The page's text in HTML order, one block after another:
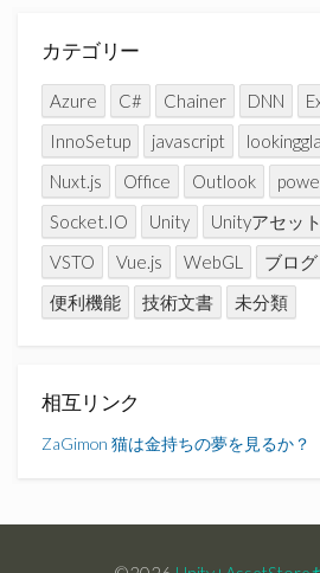
カテゴリー
Azure C# Chainer DNN
InnoSetup
javascript
Nuxt.js
Office Outlook
Socket.IO
Unity Unityアセット
VSTO
Vue.js WebGL ブログ
便利機能
技術文書 未分類
相互リンク
ZaGimon 猫は金持ちの夢を見るか？